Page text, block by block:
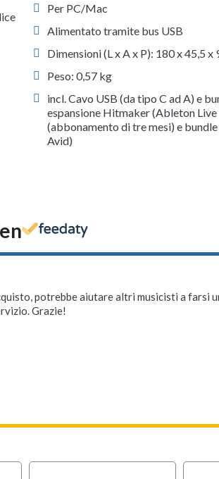
Per PC/Mac
Alimentato tramite bus USB
Dimensioni (L x A x P): 180 x 45,5 x
Peso: 0,57 kg
incl. Cavo USB (da tipo C ad A) e
espansione Hitmaker (Ableton
(abbonamento di tre mesi) e
Avid)
potrebbe aiutare altri musicisti a farsi
Grazie!